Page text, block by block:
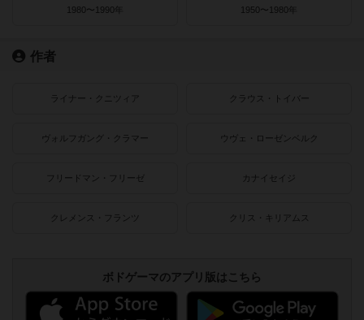
1980〜1990年 1950〜1980年
作者
ライナー・クニツィア クラウス・トイバー
ヴォルフガング・クラマー ウヴェ・ローゼンベルク
フリードマン・フリーゼ カナイセイジ
クレメンス・フランツ クリス・キリアムス
ボドゲーマのアプリ版はこちら